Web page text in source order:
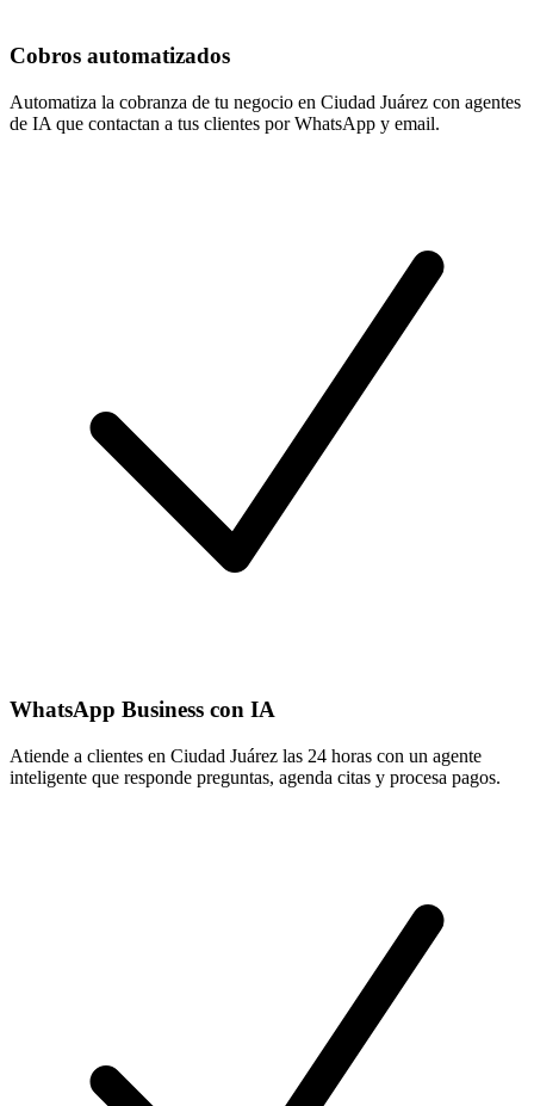
Cobros automatizados
Automatiza la cobranza de tu negocio en Ciudad Juárez con agentes
de IA que contactan a tus clientes por WhatsApp y email.
WhatsApp Business con IA
Atiende a clientes en Ciudad Juárez las 24 horas con un agente
inteligente que responde preguntas, agenda citas y procesa pagos.